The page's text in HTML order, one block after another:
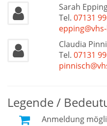
Sarah
Tel. 07131
Claudia
Tel. 07131
Legende /
Anmeldung